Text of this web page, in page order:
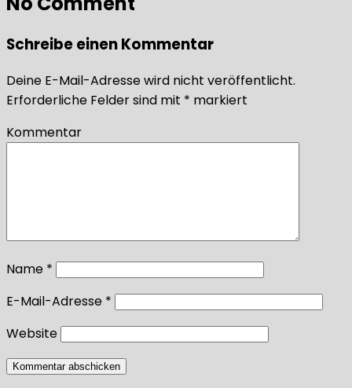
Schreibe einen Kommentar
Deine E-Mail-Adresse wird nicht veröffentlicht.
Erforderliche Felder sind mit * markiert
Kommentar
Name *
E-Mail-Adresse *
Website